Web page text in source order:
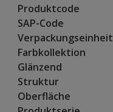
Produktcode
SAP-Code
Verpackungseinheit
Farbkollektion
Glänzend
Struktur
Oberfläche